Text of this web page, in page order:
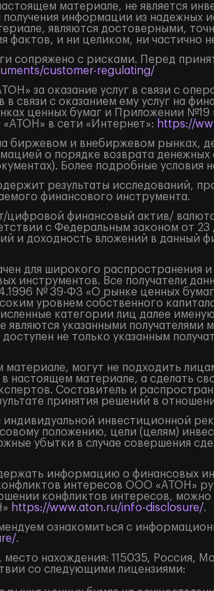
материале, не является
получения информации из
являются достоверными,
фактов, и ни целиком, ни
сопряжено с рисками. Перед
customer-regulating/
за оказание услуг в связи с
связи с оказанием ему услуг на
ценных бумаг и Приложении
в сети «Интернет»: https://
биржевом и внебиржевом
о порядке возврата
Более подробные условия
результаты исследований,
финансового инструмента.
финансовый актив/
с Федеральным законом от
и доходность вложений в данный
для широкого распространения
инструментов. Все получатели
№ 39-ФЗ «О рынке ценных
уровнем собственного
категории лиц далее
являются указанными
не только указанным
могут не подходить
настоящем материале, а сделать
Составитель и
принятия решений в
индивидуальной инвестиционной
положению, цели (целям)
убытки в случае совершения
информацию о финансовых
интересов ООО «АТОН»
конфликтов интересов,
https://www.aton.ru/info-disclosure/.
ознакомиться с
.
нахождения: 115035, Россия,
со следующими лицензиями: